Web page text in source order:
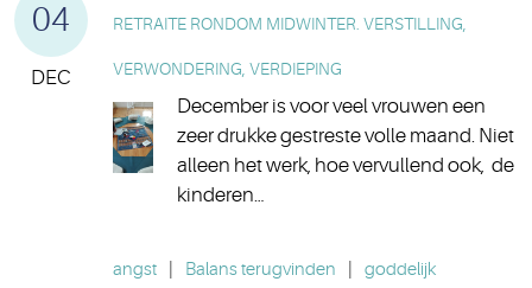
04
DEC
RETRAITE RONDOM MIDWINTER. VERSTILLING,
VERWONDERING, VERDIEPING
December is voor veel vrouwen een
zeer drukke gestreste volle maand. Niet
alleen het werk, hoe vervullend ook, de
kinderen…
angst Balans terugvinden
goddelijk